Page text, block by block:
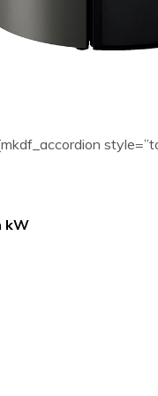
kW